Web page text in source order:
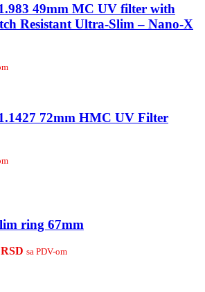
49mm MC UV filter with
Resistant Ultra-Slim – Nano-X
72mm HMC UV Filter
ring 67mm
RSD Trenutna
sa PDV-om